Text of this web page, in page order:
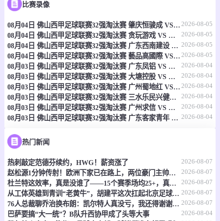
阿里塔泽
情报
法罗甲 08-07 22:00 直播中
维斯图尔 0 - 0 EB斯特莱马
情报
法罗甲 08-07 22:00 直播中
克拉克斯维克
情报
冰女甲 08-07 22:00 直播中
雷克查域克女足 0 - 0 葛洛塔女足
比赛录像
08月04日 佛山西甲足球联赛32强淘汰赛 肇庆恒骏成 VS 三七互娱 全场录像 2026-08-05
08月04日 佛山西甲足球联赛32强淘汰赛 贪玩游戏 VS 美的薪火 全场录像 2026-08-05
08月04日 佛山西甲足球联赛32强淘汰赛 广东西南建设 VS 香港圣徒 全场录像 2026-08-05
08月04日 佛山西甲足球联赛32强淘汰赛 藝品高國際 VS 湛江狂狼·粵辉能源 全场录像 2026-08-05
08月03日 佛山西甲足球联赛32强淘汰赛 广东凤铝 VS 湛江八部科技 全场录像 2026-08-04
08月03日 佛山西甲足球联赛32强淘汰赛 大塘控股 VS 茂名市点都得 全场录像 2026-08-04
08月03日 佛山西甲足球联赛32强淘汰赛 广州蜀地红 VS 广州戴拿模 全场录像 2026-08-04
08月03日 佛山西甲足球联赛32强淘汰赛 三水乐民兴健力宝 VS 中国澳门澳科精英 全场录像 2026-08-04
08月03日 佛山西甲足球联赛32强淘汰赛 广州求信 VS 顺德新青年 全场录像 2026-08-04
08月03日 佛山西甲足球联赛32强淘汰赛 广东客家青年 VS 广州英华思力U17 全场录像 2026-08-04
热门新闻
热刺敲定范德芬续约，HWG！薪资涨了 2026-08-07
赵松源1分钟传射！欧洲下家已在路上，两位豪门主帅抢着夸 2026-08-07
杜兰特这效率，真是没谁了——15个赛季场均25+，真实命中率还飙到60% 2026-08-07
从工体英雄到青训“老黄牛”，胡建平这次扛起北京足球的旗 2026-08-07
76人总裁聊乔治换布朗：凯尔特人真没亏，我还得谢谢他们 2026-08-07
巴萨要搞“大一统”？B队升西协甲成了头等大事 2026-08-04